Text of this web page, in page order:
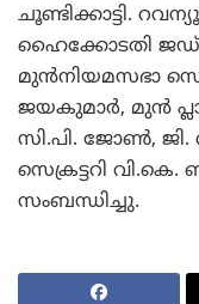
ചൂണ്ടിക്കാട്ടി.
ഹൈക്കോടതി
മുന്‍നിയമസഭാ
ജയകുമാര്‍, മുന്‍
സി.പി. ജോണ്‍,
സെക്രട്ടറി
സംബന്ധിച്ചു.